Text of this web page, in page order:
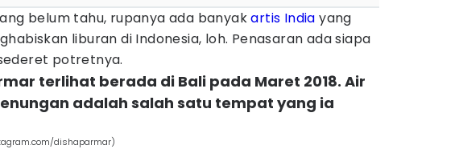
belum tahu, rupanya ada banyakartis India yang
liburan di Indonesia, loh. Penasaran ada siapa
potretnya.
terlihat berada di Bali pada Maret 2018. Air
adalah salah satu tempat yang ia
dishaparmar)